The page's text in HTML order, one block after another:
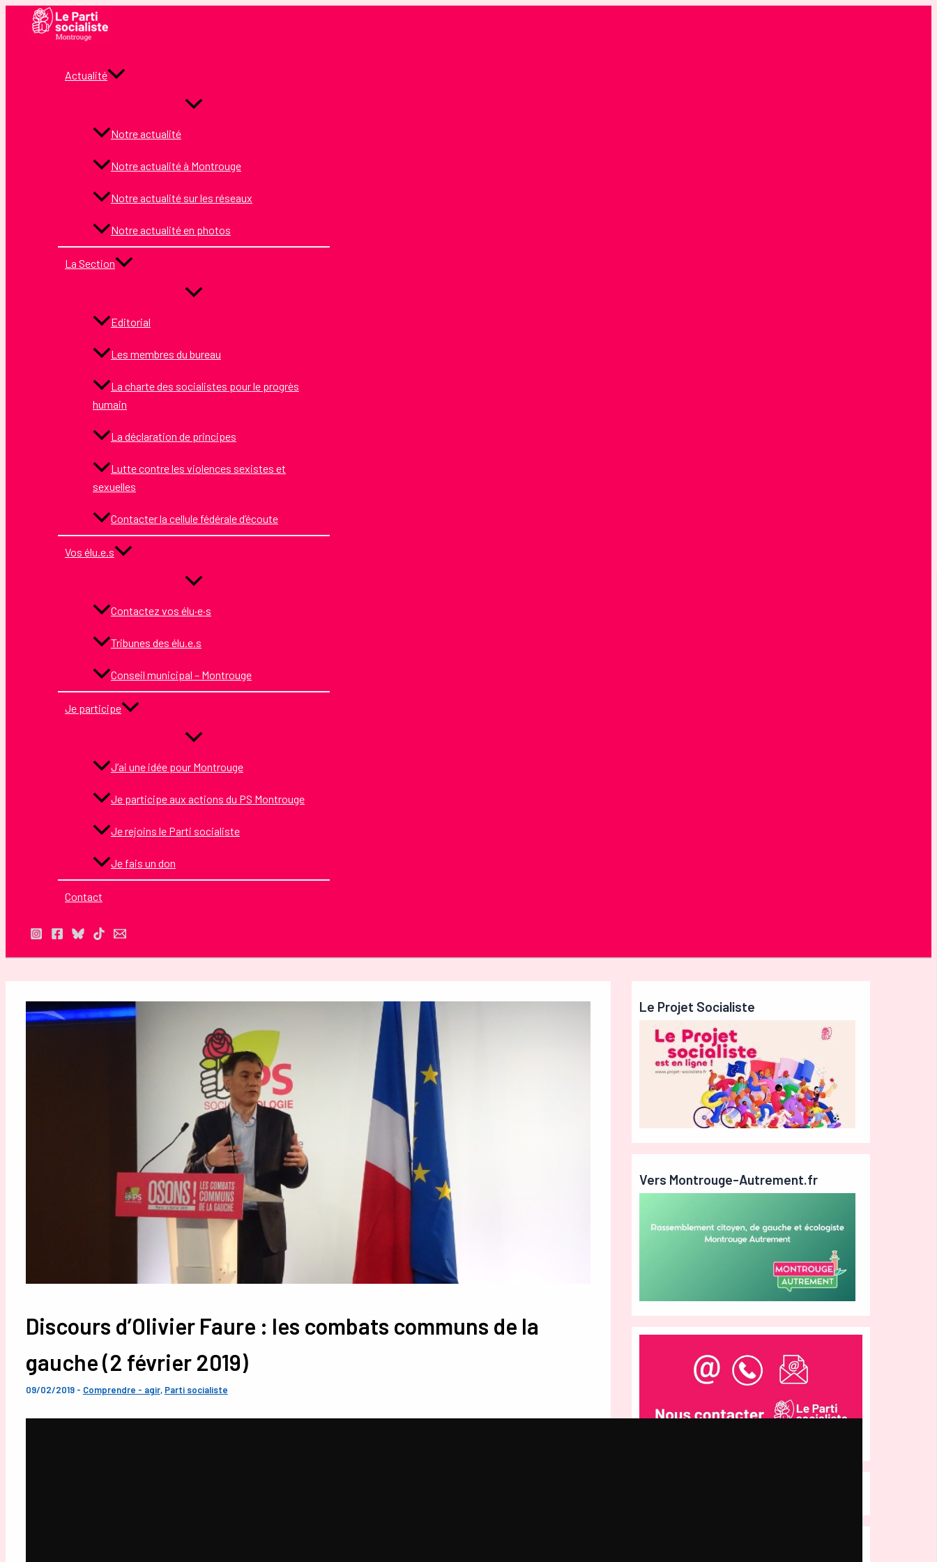
Actualité
Notre actualité
Notre actualité à Montrouge
Notre actualité sur les réseaux
Notre actualité en photos
La Section
Editorial
Les membres du bureau
La charte des socialistes pour le progrès
humain
La déclaration de principes
Lutte contre les violences sexistes et
sexuelles
Contacter la cellule fédérale d’écoute
Vos élu.e.s
Contactez vos élu·e·s
Tribunes des élu.e.s
Conseil municipal – Montrouge
Je participe
J’ai une idée pour Montrouge
Je participe aux actions du PS Montrouge
Je rejoins le Parti socialiste
Je fais un don
Contact
Discours d’Olivier Faure : les combats communs de la
gauche (2 février 2019)
09/02/2019 - Comprendre - agir, Parti socialiste
Le Projet Socialiste
Vers Montrouge-Autrement.fr